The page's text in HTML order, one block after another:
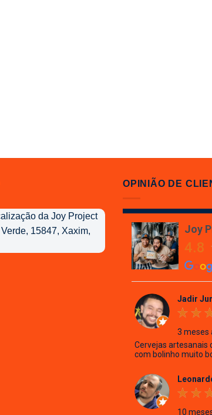
OPINIÃO DE
Joy
4.8
Jadir
3 meses
Cervejas artesanais
com bolinho muito
10